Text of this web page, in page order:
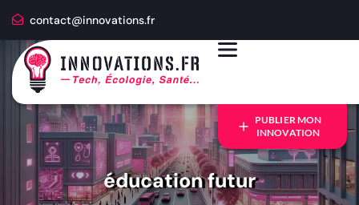
contact@innovations.fr
PUBLIER MON
INNOVATION
éducation futur